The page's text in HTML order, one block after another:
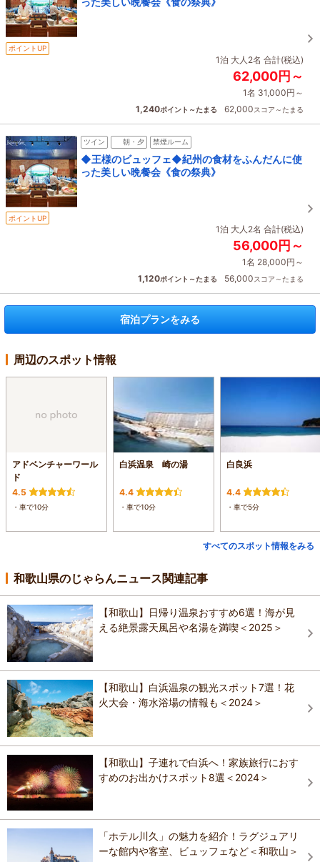
ポイントUP
1泊 大人2名 合計(税込)
62,000円～
1名 31,000円～
1,240ポイント～たまる 62,000スコア～たまる
ツイン 朝・夕 禁煙ルーム
◆王様のビュッフェ◆紀州の食材をふんだんに使
った美しい晩餐会《食の祭典》
ポイントUP
1泊 大人2名 合計(税込)
56,000円～
1名 28,000円～
1,120ポイント～たまる 56,000スコア～たまる
宿泊プランをみる
周辺のスポット情報
アドベンチャーワール
ド
4.5
・車で10分
白浜温泉 崎の湯
4.4
・車で10分
白良浜
4.4
・車で5分
すべてのスポット情報をみる
和歌山県のじゃらんニュース関連記事
【和歌山】日帰り温泉おすすめ6選！海が見
える絶景露天風呂や名湯を満喫＜2025＞
【和歌山】白浜温泉の観光スポット7選！花
火大会・海水浴場の情報も＜2024＞
【和歌山】子連れで白浜へ！家族旅行におす
すめのお出かけスポット8選＜2024＞
「ホテル川久」の魅力を紹介！ラグジュアリ
ーな館内や客室、ビュッフェなど＜和歌山＞